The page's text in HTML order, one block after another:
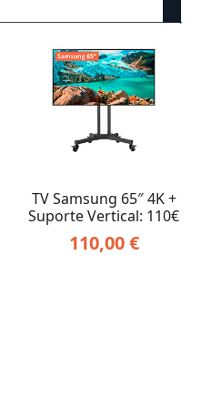
TV Samsung 65″ 4K +
Suporte Vertical: 110€
110,00€